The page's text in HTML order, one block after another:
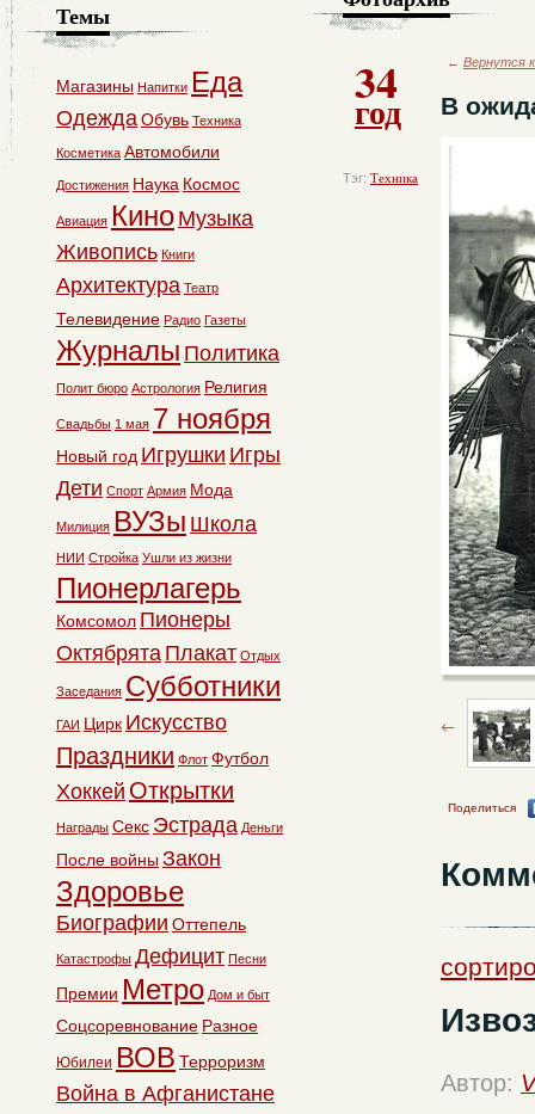
34
год
Тэг: Техника
← Вернутся
В
Поделиться
Автор:
Темы
Магазины Напитки Еда
ОдеждаОбувь Техника
Косметика Автомобили
Достижения Наука Космос
Авиация Кино Музыка
Живопись Книги
Архитектура Театр
Телевидение Радио Газеты
Журналы Политика
Полит бюро Астрология Религия
Свадьбы 1 мая 7 ноября
Новый год Игрушки Игры
Дети Спорт Армия Мода
Милиция ВУЗы Школа
НИИ Стройка Ушли из жизни
Пионерлагерь
Комсомол Пионеры
Октябрята Плакат Отдых
Заседания Субботники
ГАИ Цирк Искусство
Праздники Флот Футбол
Хоккей Открытки
Награды Секс Эстрада Деньги
После войны Закон
Здоровье
Биографии Оттепель
Катастрофы Дефицит Песни
Премии Метро Дом и быт
Соцсоревнование Разное
Юбилеи ВОВ Терроризм
Война в Афганистане